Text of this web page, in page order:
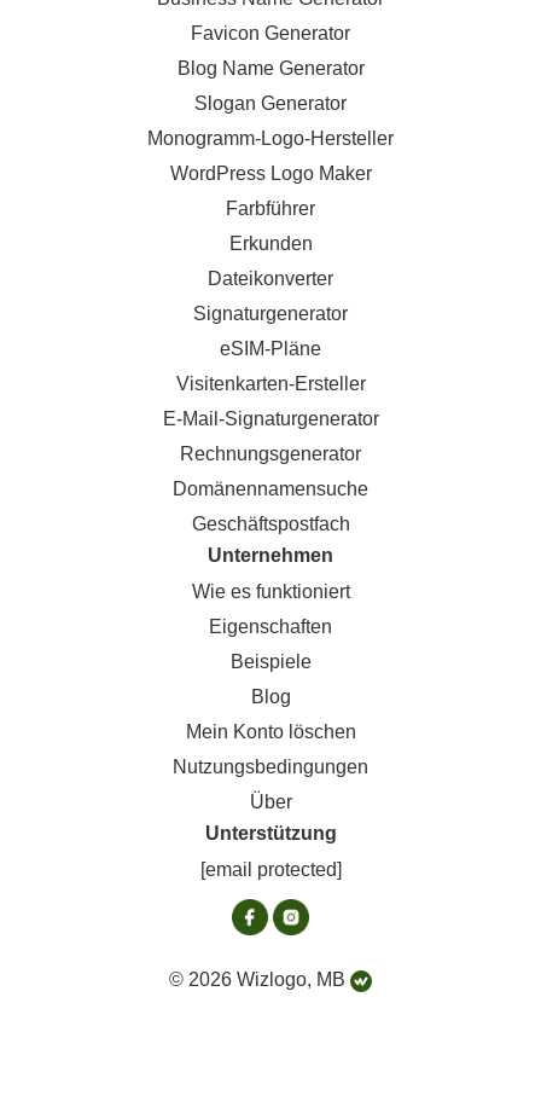
Favicon Generator
Blog Name Generator
Slogan Generator
Monogramm-Logo-Hersteller
WordPress Logo Maker
Farbführer
Erkunden
Dateikonverter
Signaturgenerator
eSIM-Pläne
Visitenkarten-Ersteller
E-Mail-Signaturgenerator
Rechnungsgenerator
Domänennamensuche
Geschäftspostfach
Unternehmen
Wie es funktioniert
Eigenschaften
Beispiele
Blog
Mein Konto löschen
Nutzungsbedingungen
Über
Unterstützung
[email protected]
© 2026 Wizlogo, MB